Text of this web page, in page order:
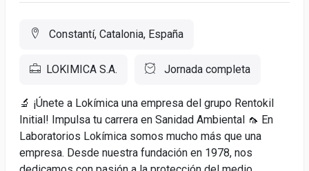
Constantí, Catalonia, España
LOKIMICA S.A. Jornada completa
🔬 ¡Únete a Lokímica una empresa del grupo Rentokil
Initial! Impulsa tu carrera en Sanidad Ambiental 🦟 En
Laboratorios Lokímica somos mucho más que una
empresa. Desde nuestra fundación en 1978, nos